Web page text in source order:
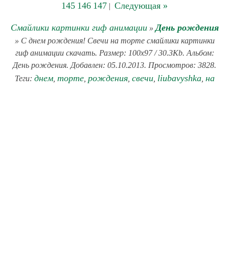
145 146 147 | Следующая »
Смайлики картинки гиф анимации» День рождения
» С днем рождения! Свечи на торте смайлики картинки
гиф анимации скачать. Размер: 100x97 / 30.3Kb. Альбом:
День рождения. Добавлен: 05.10.2013. Просмотров: 3828.
Теги: днем, торте, рождения, свечи, liubavyshka, на